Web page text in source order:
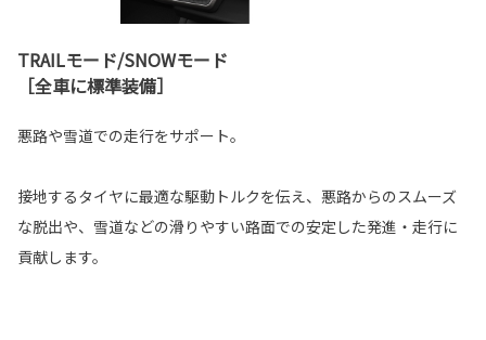
TRAILモード/SNOWモード
［全車に標準装備］
悪路や雪道での走行をサポート。
接地するタイヤに最適な駆動トルクを伝え、悪路からのスムーズ
な脱出や、雪道などの滑りやすい路面での安定した発進・走行に
貢献します。